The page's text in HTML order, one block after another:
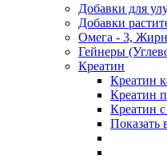
Добавки для
Добавки
Омега - 3,
Гейнеры
Креатин
Креатин
Креатин
Креатин
Показать